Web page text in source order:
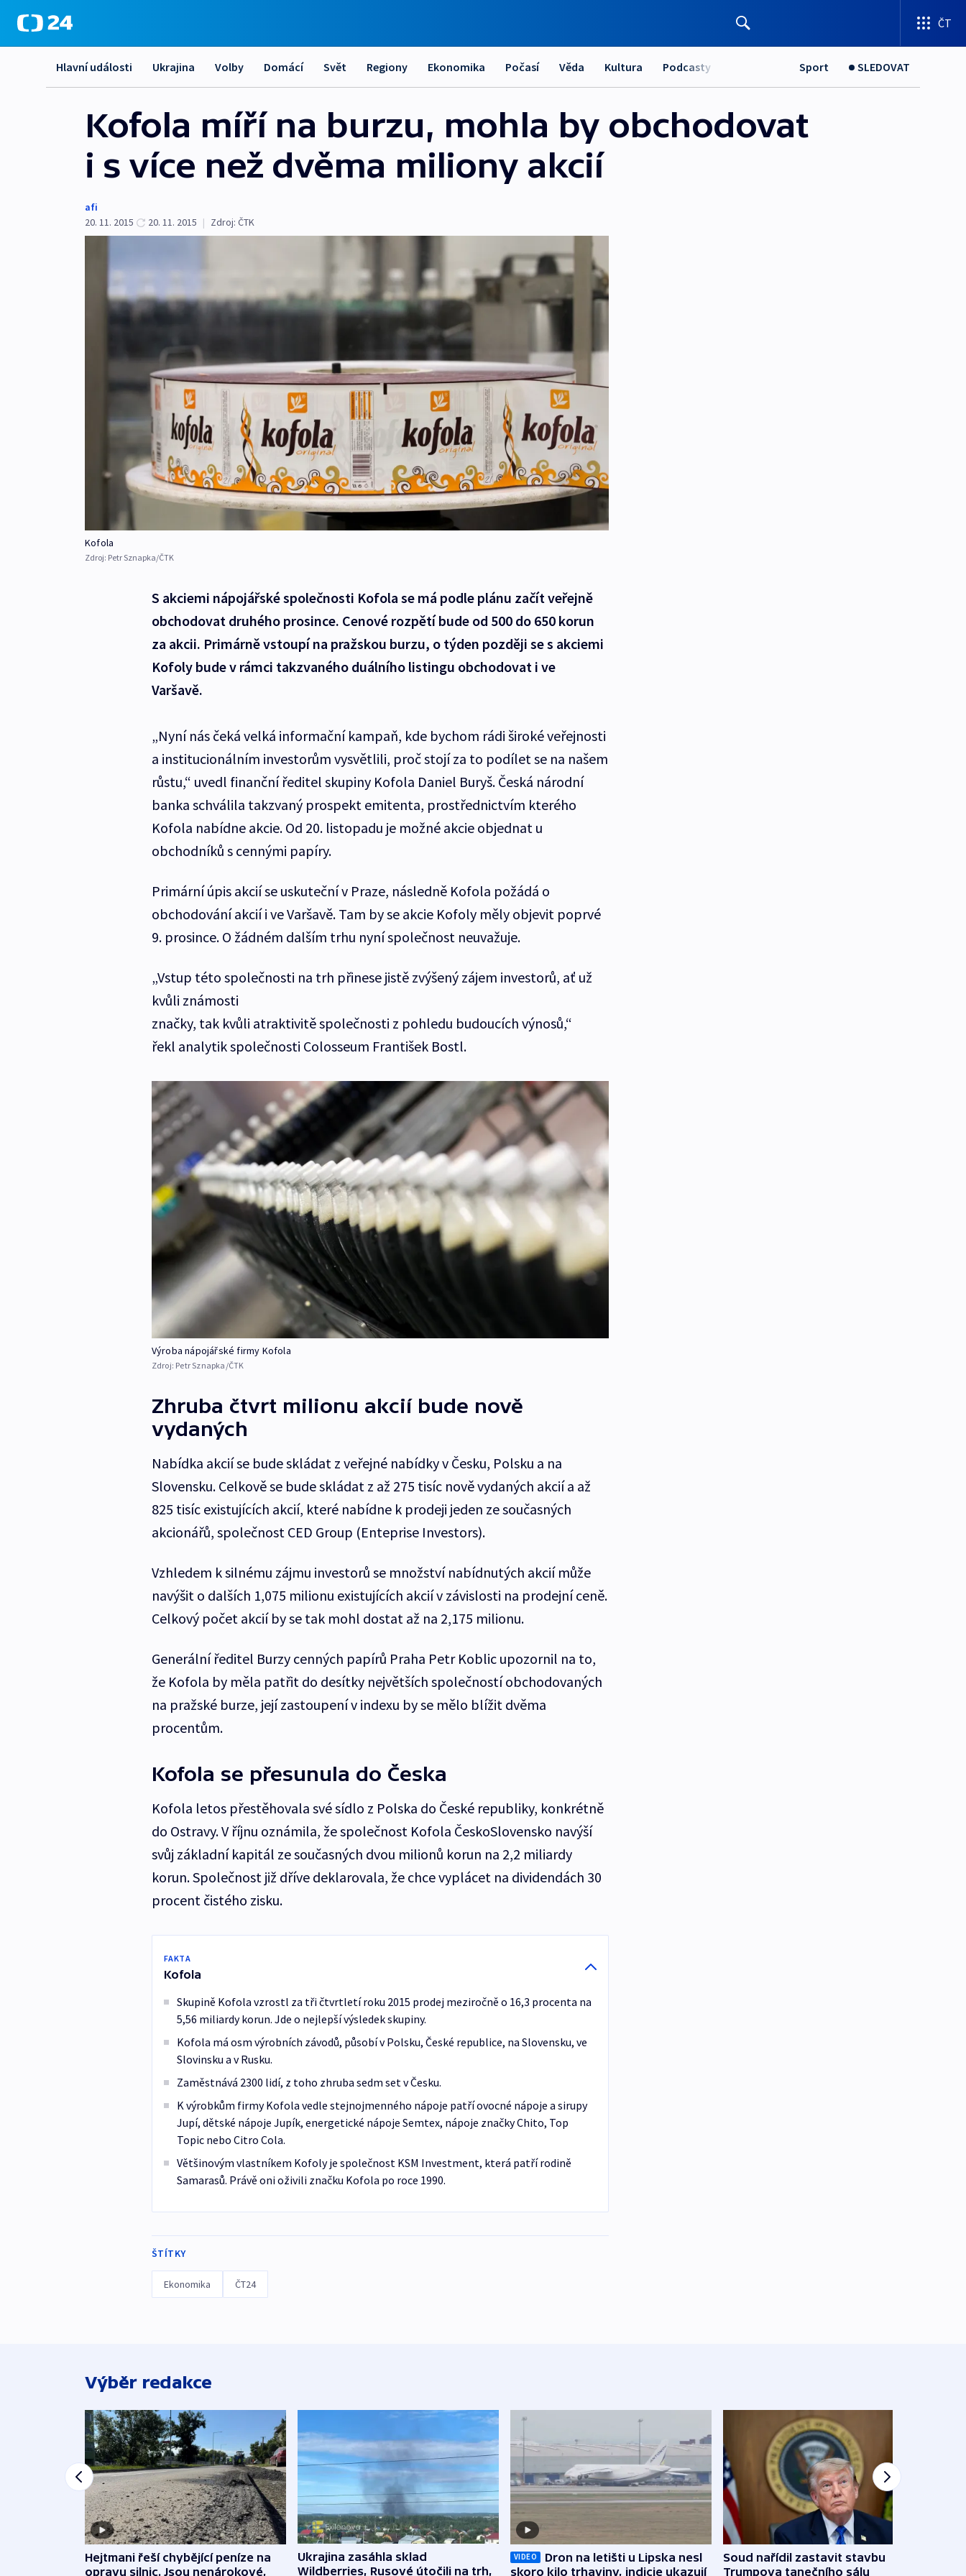
ČT
Hlavní události Ukrajina Volby Domácí Svět Regiony Ekonomika Počasí Věda Kultura Podcasty Sport SLEDOVAT
Kofola míří na burzu, mohla by obchodovat
i s více než dvěma miliony akcií
afi
20. 11. 2015
20. 11. 2015 | Zdroj: ČTK
Kofola
Zdroj: Petr Sznapka/ČTK
S akciemi nápojářské společnosti Kofola se má podle plánu začít veřejně
obchodovat druhého prosince. Cenové rozpětí bude od 500 do 650 korun
za akcii. Primárně vstoupí na pražskou burzu, o týden později se s akciemi
Kofoly bude v rámci takzvaného duálního listingu obchodovat i ve
Varšavě.
„Nyní nás čeká velká informační kampaň, kde bychom rádi široké veřejnosti
a institucionálním investorům vysvětlili, proč stojí za to podílet se na našem
růstu,“ uvedl finanční ředitel skupiny Kofola Daniel Buryš. Česká národní
banka schválila takzvaný prospekt emitenta, prostřednictvím kterého
Kofola nabídne akcie. Od 20. listopadu je možné akcie objednat u
obchodníků s cennými papíry.
Primární úpis akcií se uskuteční v Praze, následně Kofola požádá o
obchodování akcií i ve Varšavě. Tam by se akcie Kofoly měly objevit poprvé
9. prosince. O žádném dalším trhu nyní společnost neuvažuje.
„Vstup této společnosti na trh přinese jistě zvýšený zájem investorů, ať už
kvůli známosti
značky, tak kvůli atraktivitě společnosti z pohledu budoucích výnosů,“
řekl analytik společnosti Colosseum František Bostl.
Výroba nápojářské firmy Kofola
Zdroj: Petr Sznapka/ČTK
Zhruba čtvrt milionu akcií bude nově
vydaných
Nabídka akcií se bude skládat z veřejné nabídky v Česku, Polsku a na
Slovensku. Celkově se bude skládat z až 275 tisíc nově vydaných akcií a až
825 tisíc existujících akcií, které nabídne k prodeji jeden ze současných
akcionářů, společnost CED Group (Enteprise Investors).
Vzhledem k silnému zájmu investorů se množství nabídnutých akcií může
navýšit o dalších 1,075 milionu existujících akcií v závislosti na prodejní ceně.
Celkový počet akcií by se tak mohl dostat až na 2,175 milionu.
Generální ředitel Burzy cenných papírů Praha Petr Koblic upozornil na to,
že Kofola by měla patřit do desítky největších společností obchodovaných
na pražské burze, její zastoupení v indexu by se mělo blížit dvěma
procentům.
Kofola se přesunula do Česka
Kofola letos přestěhovala své sídlo z Polska do České republiky, konkrétně
do Ostravy. V říjnu oznámila, že společnost Kofola ČeskoSlovensko navýší
svůj základní kapitál ze současných dvou milionů korun na 2,2 miliardy
korun. Společnost již dříve deklarovala, že chce vyplácet na dividendách 30
procent čistého zisku.
FAKTA
Kofola
Skupině Kofola vzrostl za tři čtvrtletí roku 2015 prodej meziročně o 16,3 procenta na
5,56 miliardy korun. Jde o nejlepší výsledek skupiny.
Kofola má osm výrobních závodů, působí v Polsku, České republice, na Slovensku, ve
Slovinsku a v Rusku.
Zaměstnává 2300 lidí, z toho zhruba sedm set v Česku.
K výrobkům firmy Kofola vedle stejnojmenného nápoje patří ovocné nápoje a sirupy
Jupí, dětské nápoje Jupík, energetické nápoje Semtex, nápoje značky Chito, Top
Topic nebo Citro Cola.
Většinovým vlastníkem Kofoly je společnost KSM Investment, která patří rodině
Samarasů. Právě oni oživili značku Kofola po roce 1990.
ŠTÍTKY
Ekonomika ČT24
Výběr redakce
Hejtmani řeší chybějící peníze na
opravu silnic. Jsou nenárokové,
Ukrajina zasáhla sklad
Wildberries, Rusové útočili na trh,
VIDEO
Dron na letišti u Lipska nesl
skoro kilo trhaviny, indicie ukazují
Soud nařídil zastavit stavbu
Trumpova tanečního sálu